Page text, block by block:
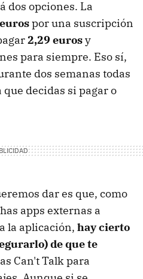
dos opciones. La
por una suscripción
2,29 eurosy
para siempre. Eso sí,
dos semanas todas
decidas si pagar o
dar es que, como
apps externas a
la aplicación, hay cierto
de que te
Can't Talk para